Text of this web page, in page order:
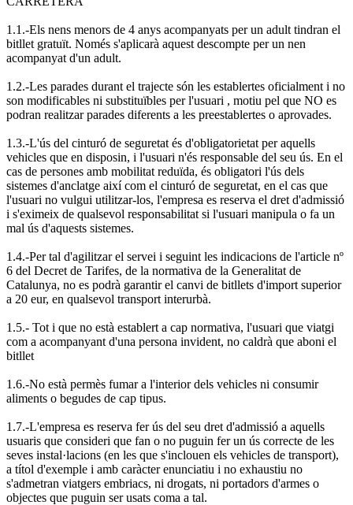
1.1.-Els nens menors de 4 anys acompanyats per un adult tindran el
bitllet gratuït. Només s'aplicarà aquest descompte per un nen
acompanyat d'un adult.
1.2.-Les parades durant el trajecte són les establertes oficialment i no
son modificables ni substituïbles per l'usuari , motiu pel que NO es
podran realitzar parades diferents a les preestablertes o aprovades.
1.3.-L'ús del cinturó de seguretat és d'obligatorietat per aquells
vehicles que en disposin, i l'usuari n'és responsable del seu ús. En el
cas de persones amb mobilitat reduïda, és obligatori l'ús dels
sistemes d'anclatge així com el cinturó de seguretat, en el cas que
l'usuari no vulgui utilitzar-los, l'empresa es reserva el dret d'admissió
i s'eximeix de qualsevol responsabilitat si l'usuari manipula o fa un
mal ús d'aquests sistemes.
1.4.-Per tal d'agilitzar el servei i seguint les indicacions de l'article nº
6 del Decret de Tarifes, de la normativa de la Generalitat de
Catalunya, no es podrà garantir el canvi de bitllets d'import superior
a 20 eur, en qualsevol transport interurbà.
1.5.- Tot i que no està establert a cap normativa, l'usuari que viatgi
com a acompanyant d'una persona invident, no caldrà que aboni el
bitllet
1.6.-No està permès fumar a l'interior dels vehicles ni consumir
aliments o begudes de cap tipus.
1.7.-L'empresa es reserva fer ús del seu dret d'admissió a aquells
usuaris que consideri que fan o no puguin fer un ús correcte de les
seves instal·lacions (en les que s'inclouen els vehicles de transport),
a títol d'exemple i amb caràcter enunciatiu i no exhaustiu no
s'admetran viatgers embriacs, ni drogats, ni portadors d'armes o
objectes que puguin ser usats coma a tal.